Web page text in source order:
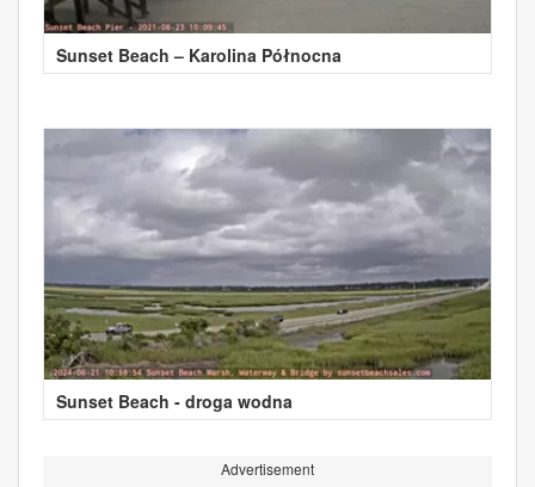
Sunset Beach – Karolina Północna
Sunset Beach - droga wodna
Advertisement